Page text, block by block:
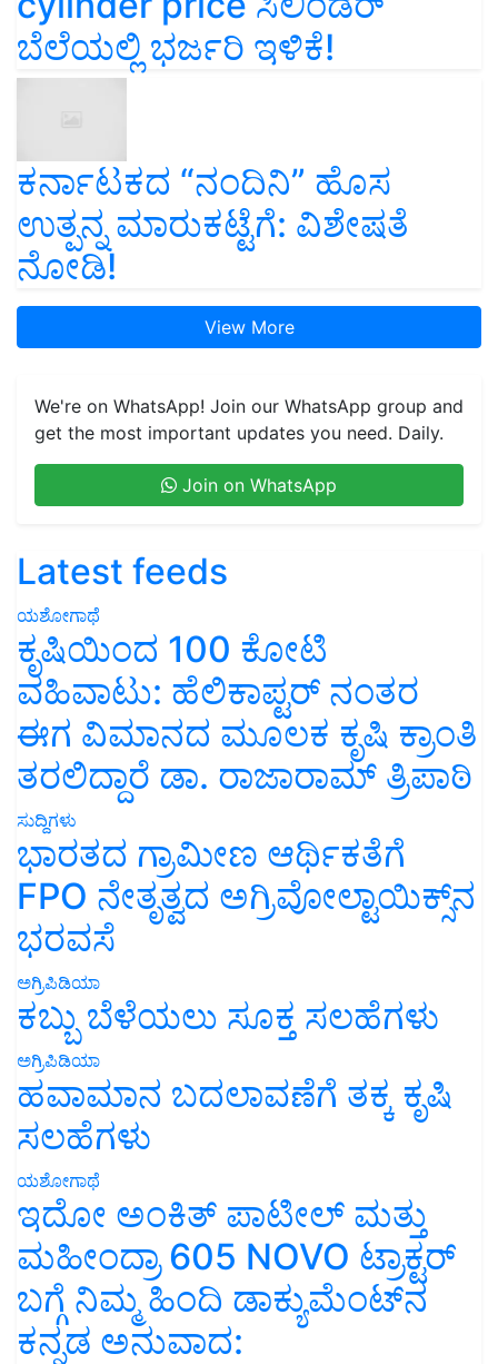
ಬೆಲೆಯಲ್ಲಿ ಭರ್ಜರಿ ಇಳಿಕೆ!
ಕರ್ನಾಟಕದ “ನಂದಿನಿ” ಹೊಸ
ಉತ್ಪನ್ನ ಮಾರುಕಟ್ಟೆಗೆ: ವಿಶೇಷತೆ
ನೋಡಿ!
View More
We're on WhatsApp! Join our WhatsApp group and
get the most important updates you need. Daily.
Join on WhatsApp
Latest feeds
ಯಶೋಗಾಥೆ
ಕೃಷಿಯಿಂದ 100 ಕೋಟಿ
ವಹಿವಾಟು: ಹೆಲಿಕಾಪ್ಟರ್ ನಂತರ
ಈಗ ವಿಮಾನದ ಮೂಲಕ ಕೃಷಿ ಕ್ರಾಂತಿ
ತರಲಿದ್ದಾರೆ ಡಾ. ರಾಜಾರಾಮ್ ತ್ರಿಪಾಠಿ
ಸುದ್ದಿಗಳು
ಭಾರತದ ಗ್ರಾಮೀಣ ಆರ್ಥಿಕತೆಗೆ
FPO ನೇತೃತ್ವದ ಅಗ್ರಿವೋಲ್ಟಾಯಿಕ್ಸ್‌ನ
ಭರವಸೆ
ಅಗ್ರಿಪಿಡಿಯಾ
ಕಬ್ಬು ಬೆಳೆಯಲು ಸೂಕ್ತ ಸಲಹೆಗಳು
ಅಗ್ರಿಪಿಡಿಯಾ
ಹವಾಮಾನ ಬದಲಾವಣೆಗೆ ತಕ್ಕ ಕೃಷಿ
ಸಲಹೆಗಳು
ಯಶೋಗಾಥೆ
ಇದೋ ಅಂಕಿತ್ ಪಾಟೀಲ್ ಮತ್ತು
ಮಹೀಂದ್ರಾ 605 NOVO ಟ್ರಾಕ್ಟರ್
ಬಗ್ಗೆ ನಿಮ್ಮ ಹಿಂದಿ ಡಾಕ್ಯುಮೆಂಟ್‌ನ
ಕನ್ನಡ ಅನುವಾದ: